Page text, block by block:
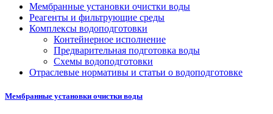
Мембранные установки очистки воды
Реагенты и фильтрующие среды
Комплексы водоподготовки
Контейнерное исполнение
Предварительная подготовка воды
Схемы водоподготовки
Отраслевые нормативы и статьи о водоподготовке
Мембранные установки очистки воды